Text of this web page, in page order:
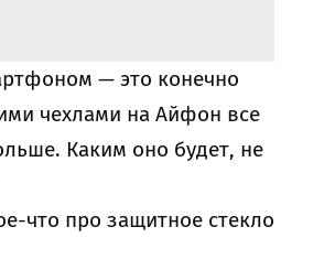
— это конечно
чехлами на Айфон все
Каким оно будет, не
что про защитное стекло